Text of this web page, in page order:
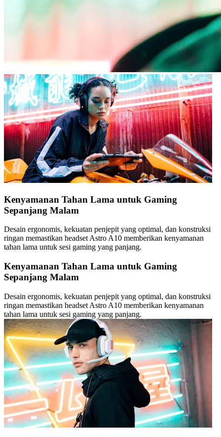
Kenyamanan Tahan Lama untuk Gaming
Sepanjang Malam
Desain ergonomis, kekuatan penjepit yang optimal, dan konstruksi
ringan memastikan headset Astro A10 memberikan kenyamanan
tahan lama untuk sesi gaming yang panjang.
Kenyamanan Tahan Lama untuk Gaming
Sepanjang Malam
Desain ergonomis, kekuatan penjepit yang optimal, dan konstruksi
ringan memastikan headset Astro A10 memberikan kenyamanan
tahan lama untuk sesi gaming yang panjang.